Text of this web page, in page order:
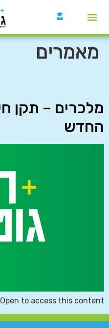
מאמרים
החדש
Open to access this content